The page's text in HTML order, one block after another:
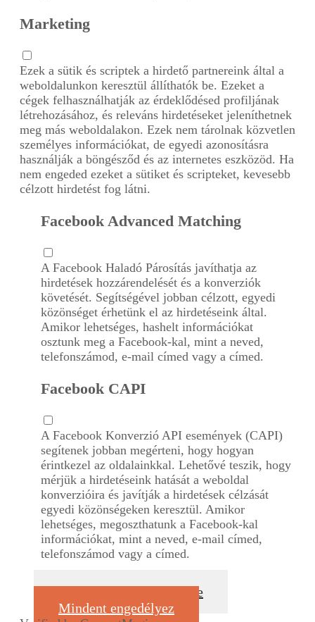
Marketing
Ezek a sütik és scriptek a hirdető partnereink által a
weboldalunkon keresztül állíthatók be. Ezeket a
cégek felhasználhatják az érdeklődésed profiljának
létrehozásához, és releváns hirdetéseket jeleníthetnek
meg más weboldalakon. Ezek nem tárolnak közvetlen
személyes információkat, de egyedi azonosításra
használják a böngésződ és az internetes eszközöd. Ha
nem engeded ezeket a sütiket és scripteket, kevesebb
célzott hirdetést fog látni.
Facebook Advanced Matching
A Facebook Haladó Párosítás javíthatja az
hirdetések hozzárendelését és a konverziók
követését. Segítségével jobban célzott, egyedi
közönséget érhetünk el az hirdetéseink által.
Amikor lehetséges, hashelt információkat
osztunk meg a Facebook-kal, mint a neved,
telefonszámod, e-mail címed vagy a címed.
Facebook CAPI
A Facebook Konverzió API események (CAPI)
segítenek jobban megérteni, hogy hogyan
érintkezel az oldalainkkal. Lehetővé teszik, hogy
mérjük a hirdetéseink hatását a weboldal
konverzióira és javítják a hirdetések célzását
egyedi közönségeken keresztül. Amikor
lehetséges, megoszthatunk a Facebook-kal
információkat, mint a neved, e-mail címed,
telefonszámod vagy a címed.
Válasszaim megerősítése
Mindent engedélyez